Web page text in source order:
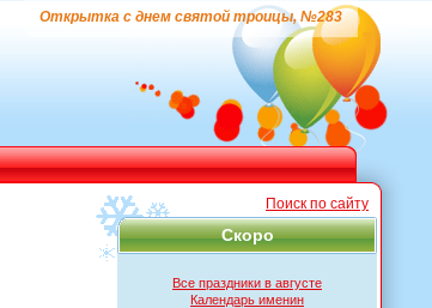
Открытка с днем святой троицы, №283
Поиск по сайту
Скоро
Все праздники в августе
Календарь именин